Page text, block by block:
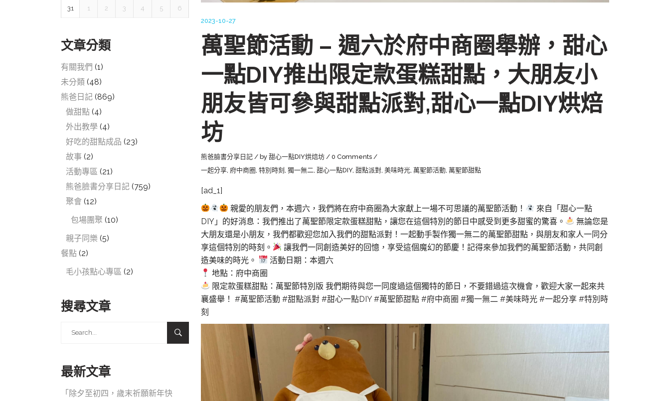
2023-10-27
萬聖節活動 – 週六於府中商圈舉辦，甜心
一點DIY推出限定款蛋糕甜點，大朋友小
朋友皆可參與甜點派對,甜心一點DIY烘焙
坊
熊爸臉書分享日記 by 甜心一點DIY烘焙坊
0 Comments
一起分享 府中商圈 特別時刻 獨一無二 甜心一點DIY, 甜點派對 美味時光 萬聖節活動 萬聖節甜點
[ad_1]
親愛的朋友們，本週六，我們將在府中商圈為大家獻上一場不可思議的萬聖節活動！
來自「甜心一點
DIY」的好消息：我們推出了萬聖節限定款蛋糕甜點，讓您在這個特別的節日中感受到更多甜蜜的驚喜。
無論您是
大朋友還是小朋友，我們都歡迎您加入我們的甜點派對！一起動手製作獨一無二的萬聖節甜點，與朋友和家人一同分
享這個特別的時刻。
讓我們一同創造美好的回憶，享受這個魔幻的節慶！記得來參加我們的萬聖節活動，共同創
造美味的時光。
活動日期：本週六
地點：府中商圈
限定款蛋糕甜點：萬聖節特別版 我們期待與您一同度過這個獨特的節日，不要錯過這次機會，歡迎大家一起來共
襄盛舉！ #萬聖節活動 #甜點派對 #甜心一點DIY #萬聖節甜點 #府中商圈 #獨一無二 #美味時光 #一起分享 #特別時
刻
31 1 2 3 4 5 6
文章分類
有關我們 (1)
未分類 (48)
熊爸日記 (869)
做甜點 (4)
外出教學 (4)
好吃的甜點成品 (23)
故事 (2)
活動專區 (21)
熊爸臉書分享日記 (759)
聚會 (12)
包場團聚 (10)
親子同樂 (5)
餐點 (2)
毛小孩點心專區 (2)
搜尋文章
最新文章
「除夕至初四，歲末祈願新年快